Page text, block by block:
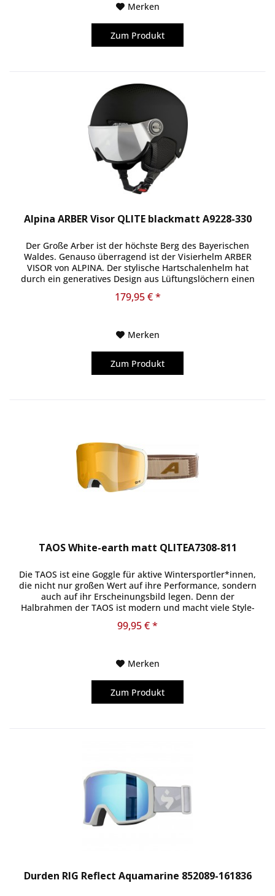
Merken
Zum Produkt
Alpina ARBER Visor QLITE blackmatt A9228-330
Der Große Arber ist der höchste Berg des Bayerischen
Waldes. Genauso überragend ist der Visierhelm ARBER
VISOR von ALPINA. Der stylische Hartschalenhelm hat
durch ein generatives Design aus Lüftungslöchern einen
179,95 € *
Merken
Zum Produkt
TAOS White-earth matt QLITEA7308-811
Die TAOS ist eine Goggle für aktive Wintersportler*innen,
die nicht nur großen Wert auf ihre Performance, sondern
auch auf ihr Erscheinungsbild legen. Denn der
Halbrahmen der TAOS ist modern und macht viele Style-
99,95 € *
Merken
Zum Produkt
Durden RIG Reflect Aquamarine 852089-161836